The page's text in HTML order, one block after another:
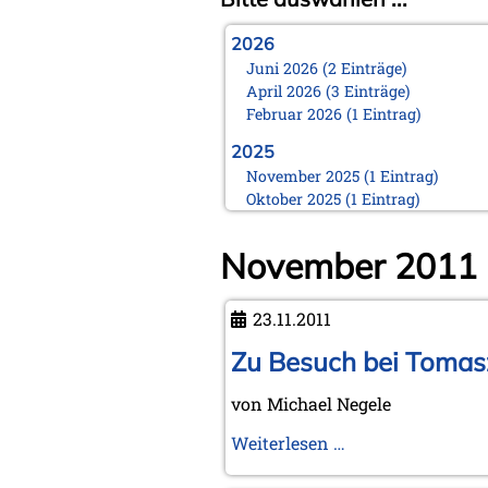
2026
Juni 2026 (2 Einträge)
April 2026 (3 Einträge)
Februar 2026 (1 Eintrag)
2025
November 2025 (1 Eintrag)
Oktober 2025 (1 Eintrag)
März 2025 (1 Eintrag)
Januar 2025 (1 Eintrag)
2024
November 2024 (1 Eintrag)
Oktober 2024 (1 Eintrag)
August 2024 (2 Einträge)
Februar 2024 (2 Einträge)
November 2011
23.11.2011
Zu Besuch bei
von Michael Negele
Weiterlesen …